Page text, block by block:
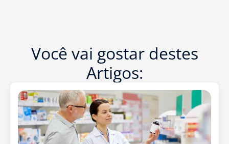
Você vai gostar destes
Artigos: